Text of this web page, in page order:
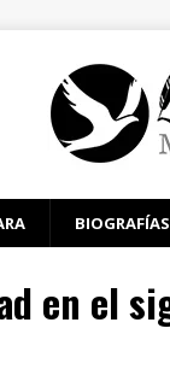
BIOGRAFÍAS
en el